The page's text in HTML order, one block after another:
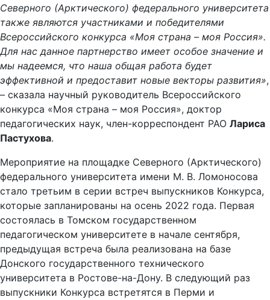
Северного (Арктического) федерального университета
также являются участниками и победителями
Всероссийского конкурса «Моя страна – моя Россия».
Для нас данное партнерство имеет особое значение и
мы надеемся, что наша общая работа будет
эффективной и предоставит новые векторы развития»,
– сказала научный руководитель Всероссийского
конкурса «Моя страна – моя Россия», доктор
педагогических наук, член-корреспондент РАО Лариса
Пастухова.
Мероприятие на площадке Северного (Арктического)
федерального университета имени М. В. Ломоносова
стало третьим в серии встреч выпускников Конкурса,
которые запланированы на осень 2022 года. Первая
состоялась в Томском государственном
педагогическом университете в начале сентября,
предыдущая встреча была реализована на базе
Донского государственного технического
университета в Ростове-на-Дону. В следующий раз
выпускники Конкурса встретятся в Перми и